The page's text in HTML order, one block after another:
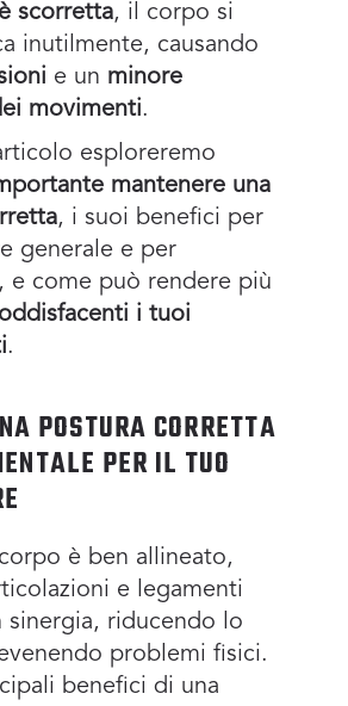
scorretta, il corpo si
inutilmente, causando
e un minore
movimenti.
esploreremo
mantenere una
, i suoi benefici per
generale e per
e come può rendere più
i tuoi
.
POSTURA CORRETTA
PER IL TUO
è ben allineato,
e legamenti
sinergia, riducendo lo
problemi fisici.
benefici di una